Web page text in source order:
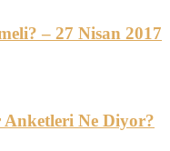
– 27 Nisan 2017
Ne Diyor?